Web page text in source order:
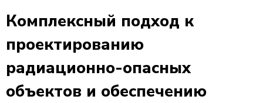
Комплексный подход к
проектированию
радиационно-опасных
объектов и обеспечению